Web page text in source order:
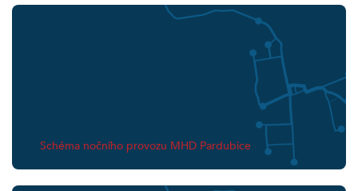
Schéma nočního provozu MHD Pardubice